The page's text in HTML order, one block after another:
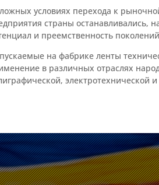
условиях перехода к
страны останавливались,
и преемственность
на фабрике ленты
в различных отраслях
электротехнической и